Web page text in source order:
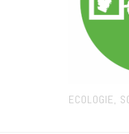
ECOLOGIE,